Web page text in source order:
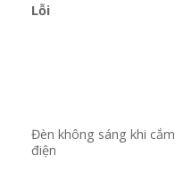
Lỗi
Đèn không sáng khi cắm
điện